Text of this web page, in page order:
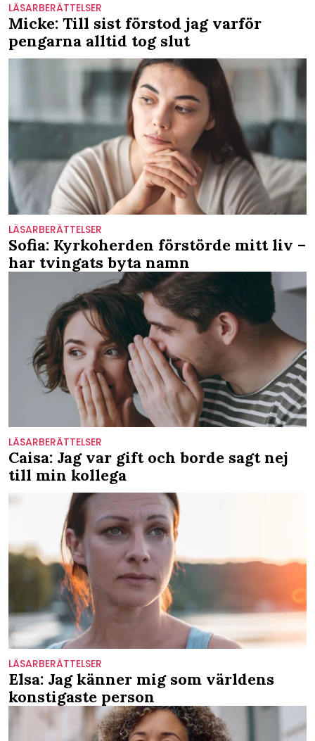
LÄSARBERÄTTELSER
Micke: Till sist förstod jag varför
pengarna alltid tog slut
LÄSARBERÄTTELSER
Sofia: Kyrkoherden förstörde mitt liv –
har tvingats byta namn
LÄSARBERÄTTELSER
Caisa: Jag var gift och borde sagt nej
till min kollega
LÄSARBERÄTTELSER
Elsa: Jag känner mig som världens
konstigaste person